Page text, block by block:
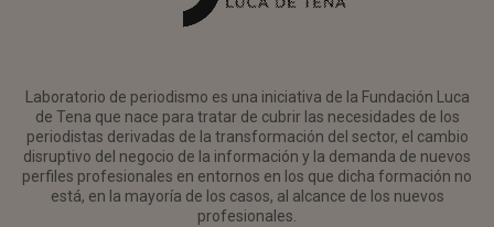
Laboratorio de periodismo es una iniciativa de la Fundación Luca
de Tena que nace para tratar de cubrir las necesidades de los
periodistas derivadas de la transformación del sector, el cambio
disruptivo del negocio de la información y la demanda de nuevos
perfiles profesionales en entornos en los que dicha formación no
está, en la mayoría de los casos, al alcance de los nuevos
profesionales.